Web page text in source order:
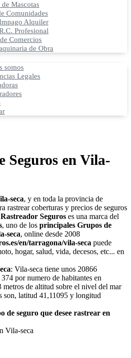
de Mascotas
Comunidades
Alquiler
Profesional
Comercios
de Obra
somos
Legales
Seguros en Vila-
seca, y en toda la provincia de
rastrear coberturas y precios de seguros
Rastreador Seguros es una marca del
, uno de los principales Grupos de
seca, online desde 2008
en/tarragona/vila-seca puede
hogar, salud, vida, decesos, etc... en
: Vila-seca tiene unos 20866
por numero de habitantes en
metros de altitud sobre el nivel del mar
son, latitud 41,11095 y longitud
de seguro que desee rastrear en